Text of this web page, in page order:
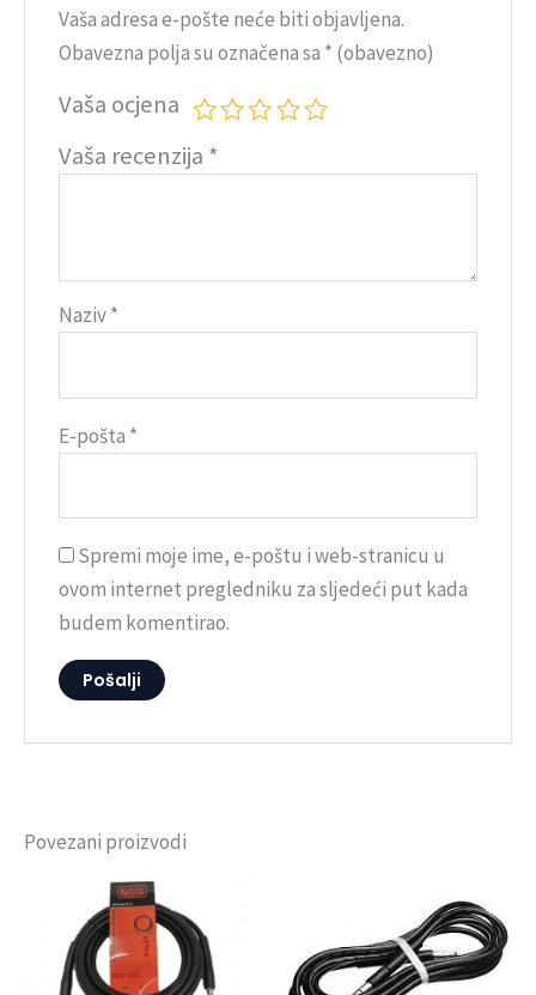
Vaša adresa e-pošte neće biti objavljena.
Obavezna polja su označena sa * (obavezno)
Vaša ocjena
Vaša recenzija *
Naziv*
E-pošta *
Spremi moje ime, e-poštu i web-stranicu u
ovom internet pregledniku za sljedeći put kada
budem komentirao.
Povezani proizvodi